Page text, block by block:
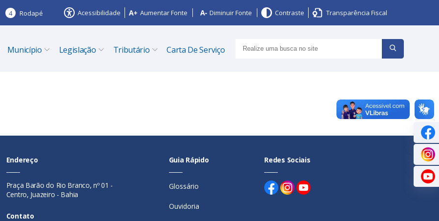
4 Rodapé Acessibilidade Aumentar Fonte Diminuir Fonte Contraste Transparência Fiscal
Município Legislação Tributário Carta De Serviço
Endereço
Praça Barão do Rio Branco, nº 01 -
Centro, Juazeiro - Bahia
Contato
Guia Rápido
Glossário
Ouvidoria
Redes Sociais